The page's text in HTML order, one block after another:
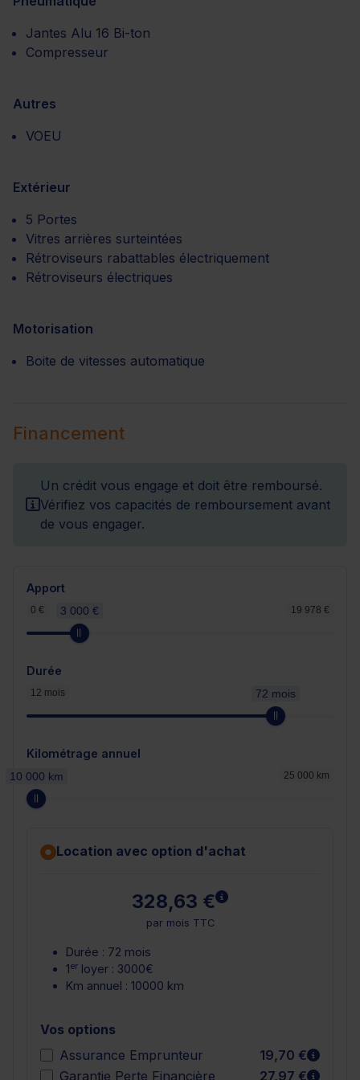
Jantes Alu 16 Bi-ton
Compresseur
Autres
VOEU
Extérieur
5 Portes
Vitres arrières surteintées
Rétroviseurs rabattables électriquement
Rétroviseurs électriques
Motorisation
Boite de vitesses automatique
Financement
Un crédit vous engage et doit être remboursé.
Vérifiez vos capacités de remboursement avant
de vous engager.
Apport
0 € 19 978 €
3 000 €
Durée
12 mois 72 mois
Kilométrage annuel
25 000 km
10 000 km
Location avec option d'achat
328,63 € En savoir plus
par mois TTC
Durée : 72 mois
1er loyer : 3000€
Km annuel : 10000 km
Vos options
Assurance Emprunteur
19,70 €
En
Garantie Perte Financière
27,97 € En